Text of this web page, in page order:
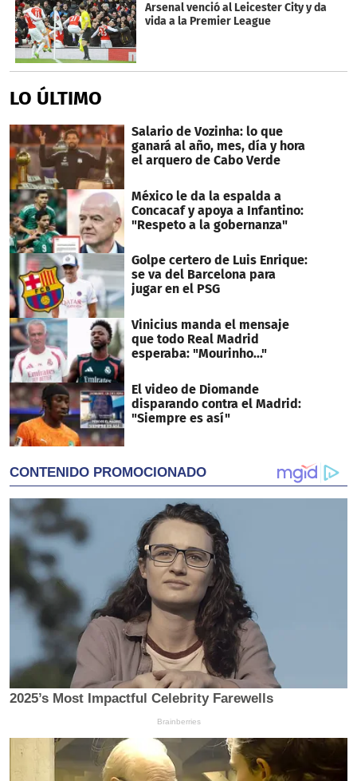
Arsenal venció al Leicester City y da
vida a la Premier League
LO ÚLTIMO
Salario de Vozinha: lo que
ganará al año, mes, día y hora
el arquero de Cabo Verde
México le da la espalda a
Concacaf y apoya a Infantino:
"Respeto a la gobernanza"
Golpe certero de Luis Enrique:
se va del Barcelona para
jugar en el PSG
Vinicius manda el mensaje
que todo Real Madrid
esperaba: "Mourinho..."
El video de Diomande
disparando contra el Madrid:
"Siempre es así"